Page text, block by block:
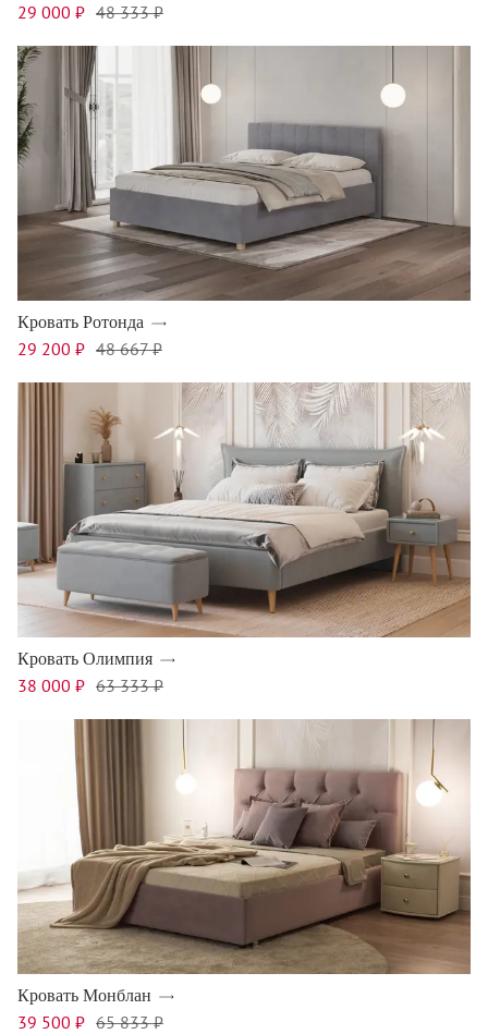
29 000 ₽ 48 333 ₽
Кровать Ротонда
29 200 ₽ 48 667 ₽
Кровать Олимпия
38 000 ₽ 63 333 ₽
Кровать Монблан
39 500 ₽ 65 833 ₽